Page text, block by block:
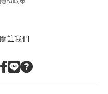
關註我們